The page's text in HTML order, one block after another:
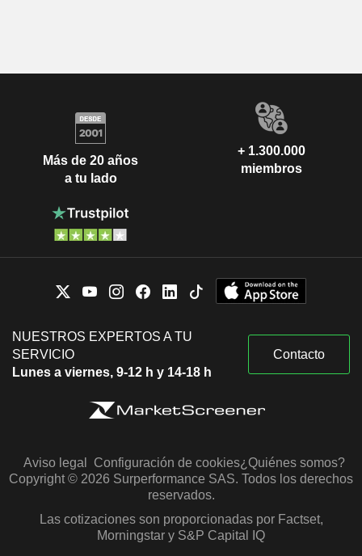
Más de 20 años
a tu lado
+ 1.300.000
miembros
NUESTROS EXPERTOS A TU
SERVICIO
Lunes a viernes, 9-12 h y 14-18 h
Contacto
Aviso legal Configuración de cookies¿Quiénes somos?
Copyright © 2026 Surperformance SAS. Todos los derechos
reservados.
Las cotizaciones son proporcionadas por Factset,
Morningstar y S&P Capital IQ